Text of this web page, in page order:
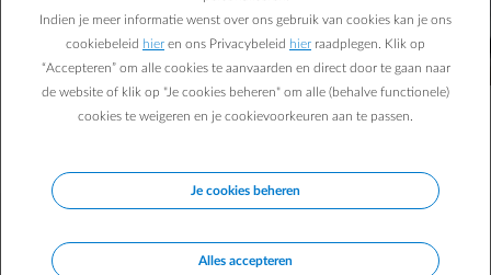
Je elektrische wagen laden thuis of op de zaak? Een slimme keuze!
Met je eigen laadpaal laad je je wagen, wanneer het jou het best
uitkomt, tot 40% goedkoper dan aan een publiek laadpunt. En zo
Indien je meer informatie wenst over ons gebruik van cookies kan je ons
cookiebeleid hier en ons Privacybeleid hier raadplegen. Klik op
“Accepteren” om alle cookies te aanvaarden en direct door te gaan naar
de website of klik op "Je cookies beheren" om alle (behalve functionele)
cookies te weigeren en je cookievoorkeuren aan te passen.
Je cookies beheren
Alles accepteren